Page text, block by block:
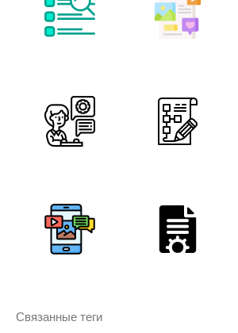
Связанные теги